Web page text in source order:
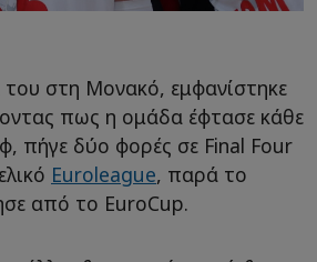
του στη Μονακό, εμφανίστηκε
πως η ομάδα έφτασε κάθε
πήγε δύο φορές σε Final Four
Euroleague, παρά το
από το EuroCup.